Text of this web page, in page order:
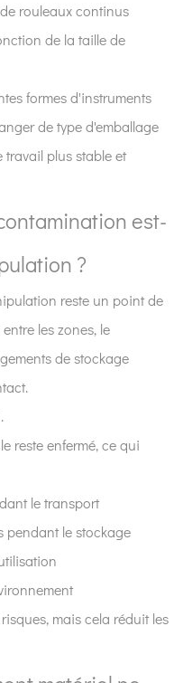
rouleaux continus
de la taille de
formes d'instruments
de type d'emballage
travail plus stable et
est-
?
reste un point de
les zones, le
de stockage
reste enfermé, ce qui
le transport
pendant le stockage
mais cela réduit les